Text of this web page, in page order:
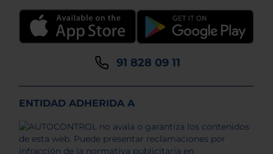
91 828 09 11
ENTIDAD ADHERIDA A